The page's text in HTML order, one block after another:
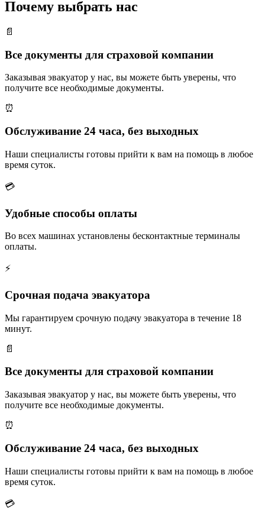
Почему выбрать нас
📄
Все документы для страховой компании
Заказывая эвакуатор у нас, вы можете быть уверены, что
получите все необходимые документы.
⏰
Обслуживание 24 часа, без выходных
Наши специалисты готовы прийти к вам на помощь в любое
время суток.
💳
Удобные способы оплаты
Во всех машинах установлены бесконтактные терминалы
оплаты.
⚡
Срочная подача эвакуатора
Мы гарантируем срочную подачу эвакуатора в течение 18
минут.
📄
Все документы для страховой компании
Заказывая эвакуатор у нас, вы можете быть уверены, что
получите все необходимые документы.
⏰
Обслуживание 24 часа, без выходных
Наши специалисты готовы прийти к вам на помощь в любое
время суток.
💳